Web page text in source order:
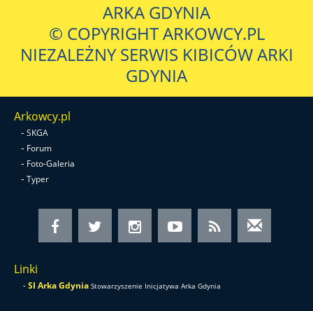
ARKA GDYNIA
© COPYRIGHT ARKOWCY.PL
NIEZALEŻNY SERWIS KIBICÓW ARKI
GDYNIA
Arkowcy.pl
- SKGA
- Forum
- Foto-Galeria
- Typer
Linki
-SI Arka Gdynia Stowarzyszenie Inicjatywa Arka Gdynia